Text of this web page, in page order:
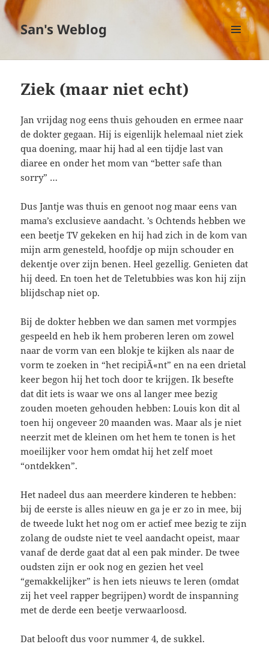
San's Weblog
MENU
EN
Ziek (maar niet echt)
Jan vrijdag nog eens thuis gehouden en ermee naar
de dokter gegaan. Hij is eigenlijk helemaal niet ziek
qua doening, maar hij had al een tijdje last van
diaree en onder het mom van “better safe than
sorry” …
Dus Jantje was thuis en genoot nog maar eens van
mama’s exclusieve aandacht. ’s Ochtends hebben we
een beetje TV gekeken en hij had zich in de kom van
mijn arm genesteld, hoofdje op mijn schouder en
dekentje over zijn benen. Heel gezellig. Genieten dat
hij deed. En toen het de Teletubbies was kon hij zijn
blijdschap niet op.
Bij de dokter hebben we dan samen met vormpjes
gespeeld en heb ik hem proberen leren om zowel
naar de vorm van een blokje te kijken als naar de
vorm te zoeken in “het recipiÃ«nt” en na een drietal
keer begon hij het toch door te krijgen. Ik besefte
dat dit iets is waar we ons al langer mee bezig
zouden moeten gehouden hebben: Louis kon dit al
toen hij ongeveer 20 maanden was. Maar als je niet
neerzit met de kleinen om het hem te tonen is het
moeilijker voor hem omdat hij het zelf moet
“ontdekken”.
Het nadeel dus aan meerdere kinderen te hebben:
bij de eerste is alles nieuw en ga je er zo in mee, bij
de tweede lukt het nog om er actief mee bezig te zijn
zolang de oudste niet te veel aandacht opeist, maar
vanaf de derde gaat dat al een pak minder. De twee
oudsten zijn er ook nog en gezien het veel
“gemakkelijker” is hen iets nieuws te leren (omdat
zij het veel rapper begrijpen) wordt de inspanning
met de derde een beetje verwaarloosd.
Dat belooft dus voor nummer 4, de sukkel.